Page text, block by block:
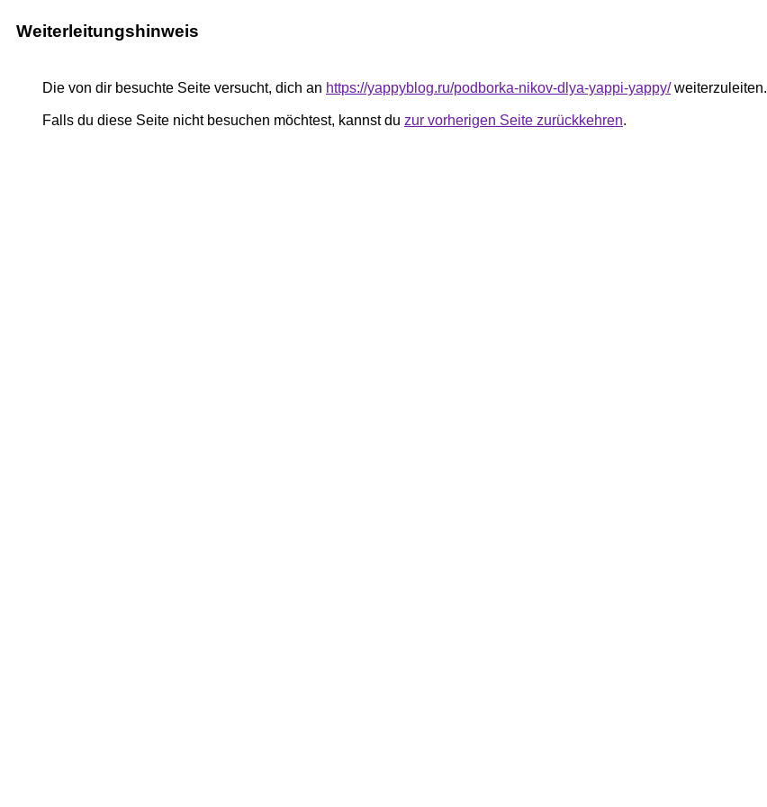
Weiterleitungshinweis
Die von dir besuchte Seite versucht, dich an https://yappyblog.ru/podborka-nikov-dlya-yappi-yappy/weiterzuleiten.
Falls du diese Seite nicht besuchen möchtest, kannst du zur vorherigen Seite zurückkehren.